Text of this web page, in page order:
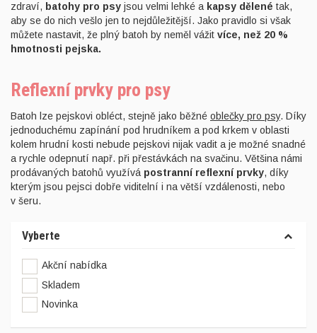
zdraví, batohy pro psy jsou velmi lehké a kapsy dělené tak,
aby se do nich vešlo jen to nejdůležitější. Jako pravidlo si však
můžete nastavit, že plný batoh by neměl vážit více, než 20 %
hmotnosti pejska.
Reflexní prvky pro psy
Batoh lze pejskovi obléct, stejně jako běžné oblečky pro psy. Díky
jednoduchému zapínání pod hrudníkem a pod krkem v oblasti
kolem hrudní kosti nebude pejskovi nijak vadit a je možné snadné
a rychle odepnutí např. při přestávkách na svačinu. Většina námi
prodávaných batohů využívá postranní reflexní prvky, díky
kterým jsou pejsci dobře viditelní i na větší vzdálenosti, nebo
v šeru.
Vyberte
Akční nabídka
Skladem
Novinka